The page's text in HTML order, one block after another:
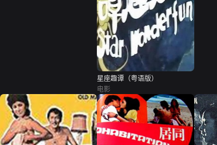
星座趣谭（粤语版）
电影